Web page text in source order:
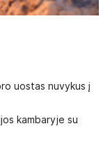
uostas nuvykus į
kambaryje su